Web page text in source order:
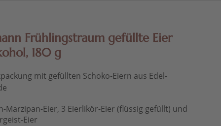
Frühlingstraum gefüllte Eier
180 g
mit gefüllten Schoko-Eiern aus Edel-
Marzipan-Eier, 3 Eierlikör-Eier (flüssig gefüllt) und
Eier